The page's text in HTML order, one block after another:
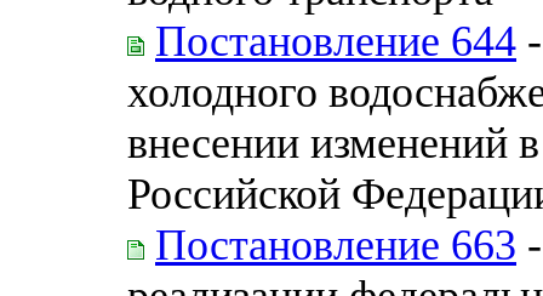
Постановление 644
холодного
внесении изменений
Российской
Постановление 663